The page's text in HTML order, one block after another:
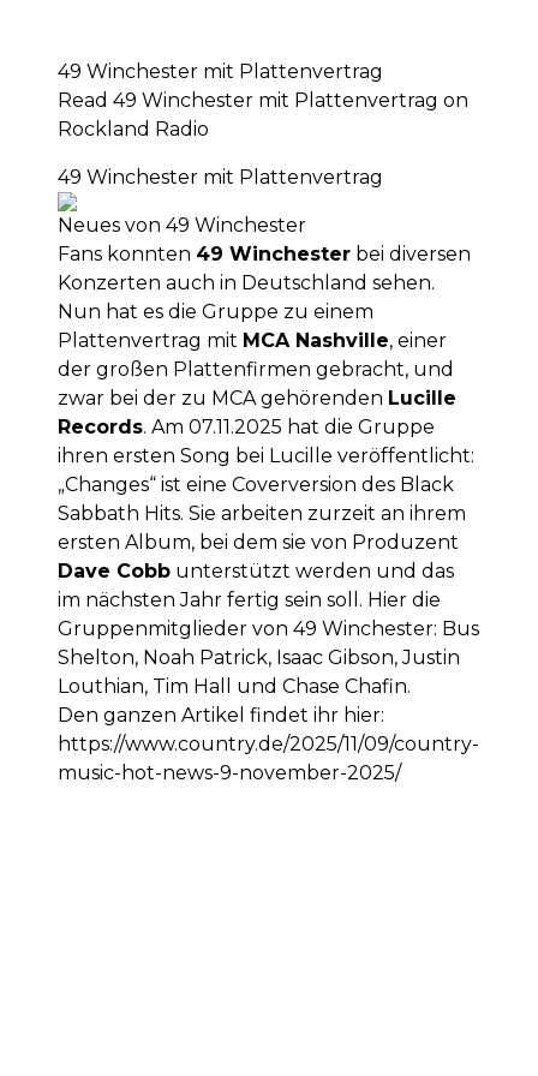
49 Winchester mit Plattenvertrag
Read 49 Winchester mit Plattenvertrag on
Rockland Radio
49 Winchester mit Plattenvertrag
Neues von 49 Winchester
Fans konnten 49 Winchester bei diversen
Konzerten auch in Deutschland sehen.
Nun hat es die Gruppe zu einem
Plattenvertrag mit MCA Nashville, einer
der großen Plattenfirmen gebracht, und
zwar bei der zu MCA gehörenden Lucille
Records. Am 07.11.2025 hat die Gruppe
ihren ersten Song bei Lucille veröffentlicht:
„Changes“ ist eine Coverversion des Black
Sabbath Hits. Sie arbeiten zurzeit an ihrem
ersten Album, bei dem sie von Produzent
Dave Cobb unterstützt werden und das
im nächsten Jahr fertig sein soll. Hier die
Gruppenmitglieder von 49 Winchester: Bus
Shelton, Noah Patrick, Isaac Gibson, Justin
Louthian, Tim Hall und Chase Chafin.
Den ganzen Artikel findet ihr hier:
https://www.country.de/2025/11/09/country-
music-hot-news-9-november-2025/